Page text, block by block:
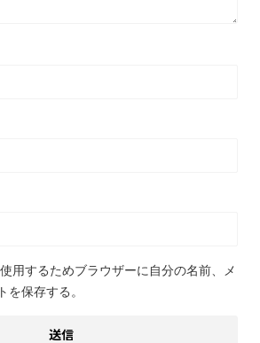
用するためブラウザーに自分の名前、メ
を保存する。